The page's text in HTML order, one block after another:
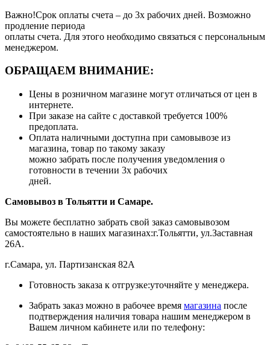
Важно!Срок оплаты счета – до 3х рабочих дней. Возможно
продление периода
оплаты счета. Для этого необходимо связаться с персональным
менеджером.
ОБРАЩАЕМ ВНИМАНИЕ:
Цены в розничном магазине могут отличаться от цен в
интернете.
При заказе на сайте с доставкой требуется 100%
предоплата.
Оплата наличными доступна при самовывозе из
магазина, товар по такому заказу
можно забрать после получения уведомления о
готовности в течении 3х рабочих
дней.
Самовывоз в Тольятти и Самаре.
Вы можете бесплатно забрать свой заказ самовывозом
самостоятельно в наших магазинах:г.Тольятти, ул.Заставная
26А.
г.Самара, ул. Партизанская 82А
Готовность заказа к отгрузке:уточняйте у менеджера.
Забрать заказ можно в рабочее время магазина после
подтверждения наличия товара нашим менеджером в
Вашем личном кабинете или по телефону: